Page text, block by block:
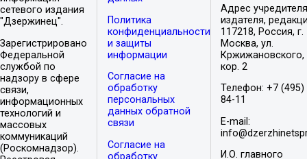
сетевого издания
"Дзержинец".
Зарегистрировано
Федеральной
службой по
надзору в сфере
связи,
информационных
технологий и
массовых
коммуникаций
(Роскомнадзор).
Политика
конфиденциальности
и защиты
информации
Согласие на
обработку
персональных
данных обратной
связи
Согласие на
обработку
Адрес
издателя,
117218, Россия, г.
Москва, ул.
Кржижановского,
кор. 2
Телефон: +7 (495)
84-11
E-mail:
И.О. главного